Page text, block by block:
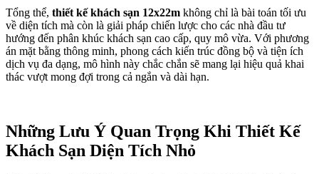
Tổng thể, thiết kế khách sạn 12x22m không chỉ là bài toán tối ưu
về diện tích mà còn là giải pháp chiến lược cho các nhà đầu tư
hướng đến phân khúc khách sạn cao cấp, quy mô vừa. Với phương
án mặt bằng thông minh, phong cách kiến trúc đồng bộ và tiện ích
dịch vụ đa dạng, mô hình này chắc chắn sẽ mang lại hiệu quả khai
thác vượt mong đợi trong cả ngắn và dài hạn.
Những Lưu Ý Quan Trọng Khi Thiết Kế
Khách Sạn Diện Tích Nhỏ